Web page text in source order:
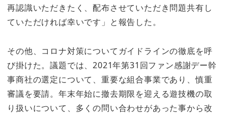
再認識いただきたく、配布させていただき問題共有し
ていただければ幸いです」と報告した。
その他、コロナ対策についてガイドラインの徹底を呼
び掛けた。議題では、2021年第31回ファン感謝デー幹
事商社の選定について、重要な組合事業であり、慎重
審議を要請。年末年始に撤去期限を迎える遊技機の取
り扱いについて、多くの問い合わせがあった事から改